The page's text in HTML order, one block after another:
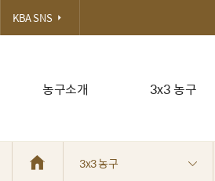
농구소개 3x3 농구
KBA SNS
3x3 농구